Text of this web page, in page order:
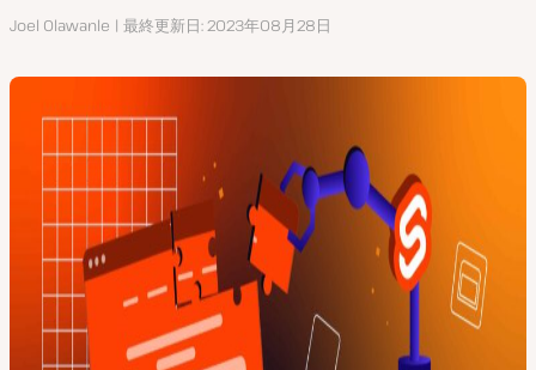
執
Joel Olawanle 最終更新日 2023年08月28日